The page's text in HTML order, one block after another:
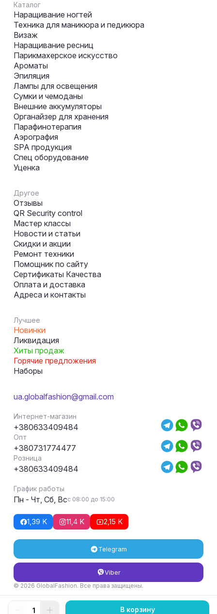
Каталог
Наращивание ногтей
Техника для маникюра и педикюра
Визаж
Наращивание ресниц
Парикмахерское искусство
Ароматы
Эпиляция
Лампы для освещения
Сумки и чемоданы
Внешние аккумуляторы
Органайзер для хранения
Парафинотерапия
Аэрография
SPA продукция
Спец оборудование
Уценка
Другое
Отзывы
QR Security control
Мастер классы
Новости и статьи
Скидки и акции
Ремонт техники
Помощник по сайту
Сертификаты Качества
Оплата и доставка
Адреса и контакты
Лучшее
Новинки
Ликвидация
Хиты продаж
Горячие предложения
Наборы
ua.globalfashion@gmail.com
Интернет-магазин
+380633409484
Опт
+380731774477
Розница
+380633409484
График работы
Пн - Чт, Сб, Всс 08:00 до 15:00
1,39 K 11,4 K 2,15 K
Telegram
Viber
© 2026 GlobalFashion. Все права защищены.
Условия возврата и обмена товара
В корзину